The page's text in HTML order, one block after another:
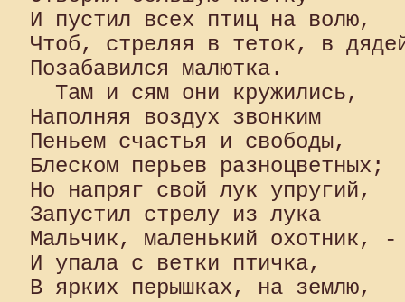
И пустил всех птиц на волю,
Чтоб, стреляя в теток, в
Позабавился малютка.
  Там и сям они кружились,
Наполняя воздух звонким
Пеньем счастья и свободы,
Блеском перьев разноцветных;
Но напряг свой лук упругий,
Запустил стрелу из лука
Мальчик, маленький охотник,
И упала с ветки птичка,
В ярких перышках, на землю,